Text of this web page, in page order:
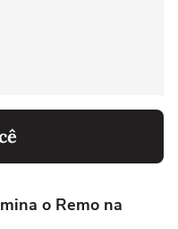
o Remo na